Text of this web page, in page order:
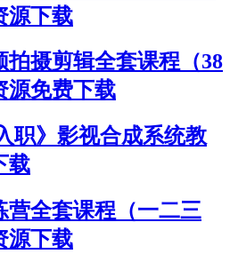
源下载
摄剪辑全套课程（38
源免费下载
职》影视合成系统教
载
营全套课程（一二三
源下载